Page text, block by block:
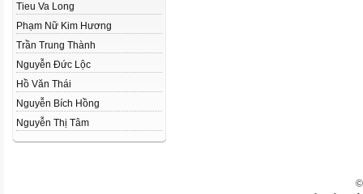
Tieu Va Long
Phạm Nữ Kim Hương
Trần Trung Thành
Nguyễn Đức Lộc
Hồ Văn Thái
Nguyễn Bích Hồng
Nguyễn Thị Tâm